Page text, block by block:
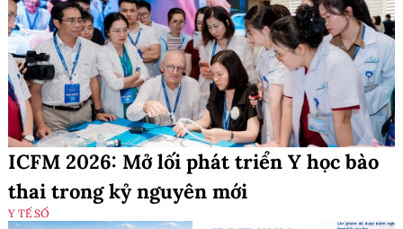
ICFM 2026: Mở lối phát triển Y học bào
thai trong kỷ nguyên mới
Y TẾ SỐ